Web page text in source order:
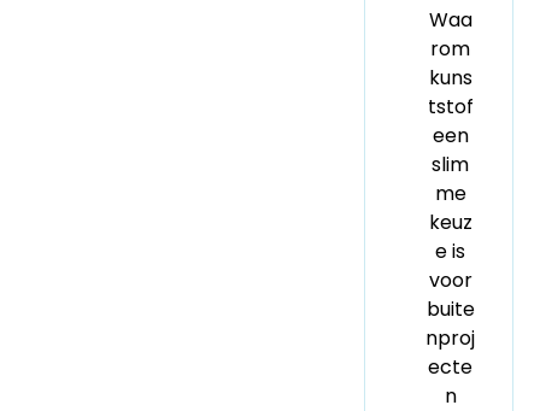
Waa
rom
kuns
tstof
een
slim
me
keuz
e is
voor
buite
nproj
ecte
n